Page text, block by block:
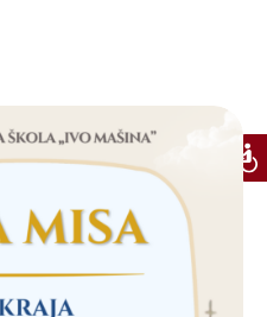
im najdraža jela i torte.